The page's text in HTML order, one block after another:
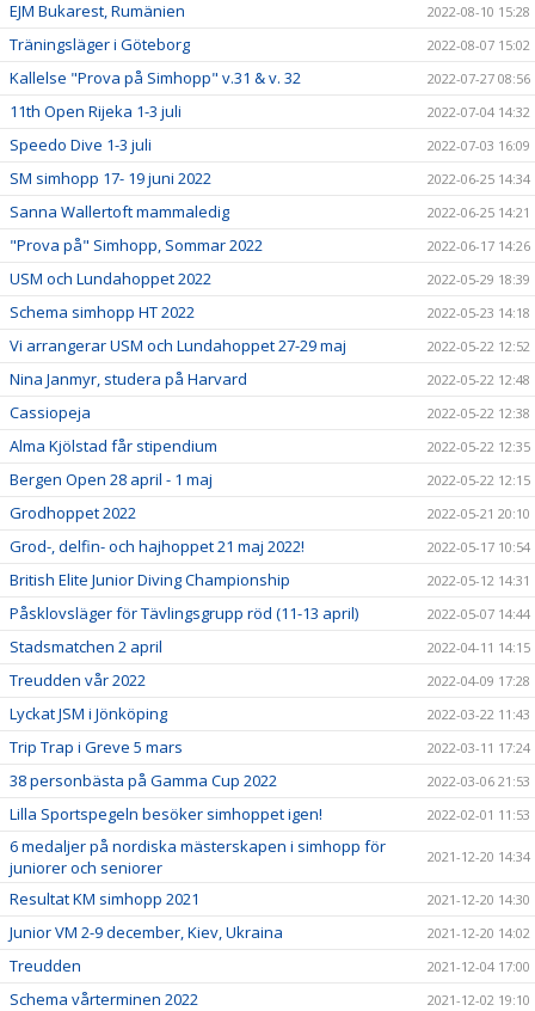
EJM Bukarest, Rumänien 2022-08-10 15:28
Träningsläger i Göteborg 2022-08-07 15:02
Kallelse "Prova på Simhopp" v.31 & v. 32 2022-07-27 08:56
11th Open Rijeka 1-3 juli 2022-07-04 14:32
Speedo Dive 1-3 juli 2022-07-03 16:09
SM simhopp 17- 19 juni 2022 2022-06-25 14:34
Sanna Wallertoft mammaledig 2022-06-25 14:21
"Prova på" Simhopp, Sommar 2022 2022-06-17 14:26
USM och Lundahoppet 2022 2022-05-29 18:39
Schema simhopp HT 2022 2022-05-23 14:18
Vi arrangerar USM och Lundahoppet 27-29 maj 2022-05-22 12:52
Nina Janmyr, studera på Harvard 2022-05-22 12:48
Cassiopeja 2022-05-22 12:38
Alma Kjölstad får stipendium 2022-05-22 12:35
Bergen Open 28 april - 1 maj 2022-05-22 12:15
Grodhoppet 2022 2022-05-21 20:10
Grod-, delfin- och hajhoppet 21 maj 2022! 2022-05-17 10:54
British Elite Junior Diving Championship 2022-05-12 14:31
Påsklovsläger för Tävlingsgrupp röd (11-13 april) 2022-05-07 14:44
Stadsmatchen 2 april 2022-04-11 14:15
Treudden vår 2022 2022-04-09 17:28
Lyckat JSM i Jönköping 2022-03-22 11:43
Trip Trap i Greve 5 mars 2022-03-11 17:24
38 personbästa på Gamma Cup 2022 2022-03-06 21:53
Lilla Sportspegeln besöker simhoppet igen! 2022-02-01 11:53
6 medaljer på nordiska mästerskapen i simhopp för
juniorer och seniorer
2021-12-20 14:34
Resultat KM simhopp 2021 2021-12-20 14:30
Junior VM 2-9 december, Kiev, Ukraina 2021-12-20 14:02
Treudden 2021-12-04 17:00
Schema vårterminen 2022 2021-12-02 19:10